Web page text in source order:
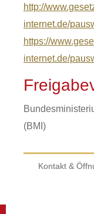
http://
internet.de/
https://
internet.de/
(BMI)
Kontakt &